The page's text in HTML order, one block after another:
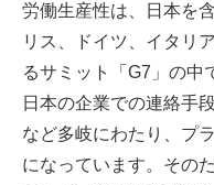
労働生産性は、日本を
リス、ドイツ、イタリ
るサミット「G7」の中
日本の企業での連絡手
など多岐にわたり、プ
になっています。その